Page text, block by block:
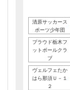
清原サッカース
ポーツ少年団
プラウド栃木フ
ットボールクラ
ブ
ヴェルフェたか
はら那須Ｕ－１
２